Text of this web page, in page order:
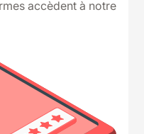
accèdent à notre